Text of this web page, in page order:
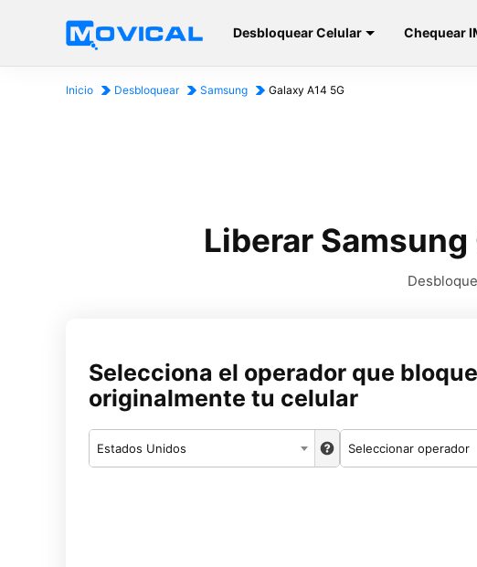
Desbloquear Celular Chequear
Inicio Desbloquear Samsung Galaxy A14 5G
Liberar
Selecciona el operador que
originalmente tu celular
Estados Unidos Seleccionar operador